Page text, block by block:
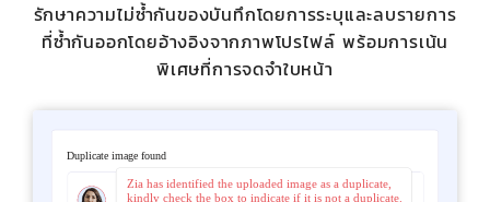
รักษาความไม่ซ้ำกันของบันทึกโดยการระบุและลบรายการ
ที่ซ้ำกันออกโดยอ้างอิงจากภาพโปรไฟล์ พร้อมการเน้น
พิเศษที่การจดจำใบหน้า